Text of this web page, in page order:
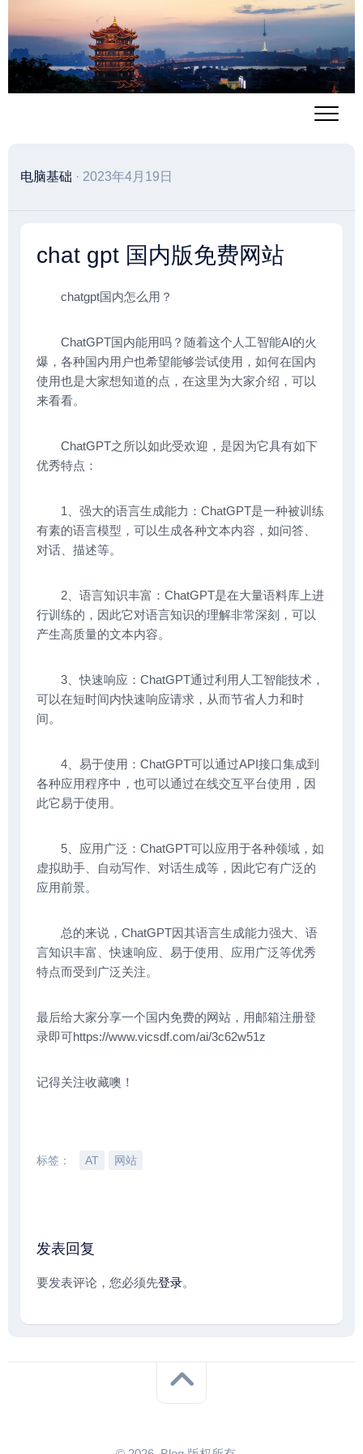
至
容
电脑基础 · 2023年4月19日
chat gpt 国内版免费网站
chatgpt国内怎么用？
ChatGPT国内能用吗？随着这个人工智能AI的火
爆，各种国内用户也希望能够尝试使用，如何在国内
使用也是大家想知道的点，在这里为大家介绍，可以
来看看。
ChatGPT之所以如此受欢迎，是因为它具有如下
优秀特点：
1、强大的语言生成能力：ChatGPT是一种被训练
有素的语言模型，可以生成各种文本内容，如问答、
对话、描述等。
2、语言知识丰富：ChatGPT是在大量语料库上进
行训练的，因此它对语言知识的理解非常深刻，可以
产生高质量的文本内容。
3、快速响应：ChatGPT通过利用人工智能技术，
可以在短时间内快速响应请求，从而节省人力和时
间。
4、易于使用：ChatGPT可以通过API接口集成到
各种应用程序中，也可以通过在线交互平台使用，因
此它易于使用。
5、应用广泛：ChatGPT可以应用于各种领域，如
虚拟助手、自动写作、对话生成等，因此它有广泛的
应用前景。
总的来说，ChatGPT因其语言生成能力强大、语
言知识丰富、快速响应、易于使用、应用广泛等优秀
特点而受到广泛关注。
最后给大家分享一个国内免费的网站，用邮箱注册登
录即可https://www.vicsdf.com/ai/3c62w51z
记得关注收藏噢！
标签： AT 网站
发表回复
要发表评论，您必须先登录。